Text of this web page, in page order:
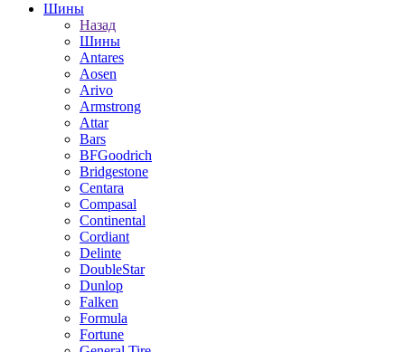
Шины
Назад
Шины
Antares
Aosen
Arivo
Armstrong
Attar
Bars
BFGoodrich
Bridgestone
Centara
Compasal
Continental
Cordiant
Delinte
DoubleStar
Dunlop
Falken
Formula
Fortune